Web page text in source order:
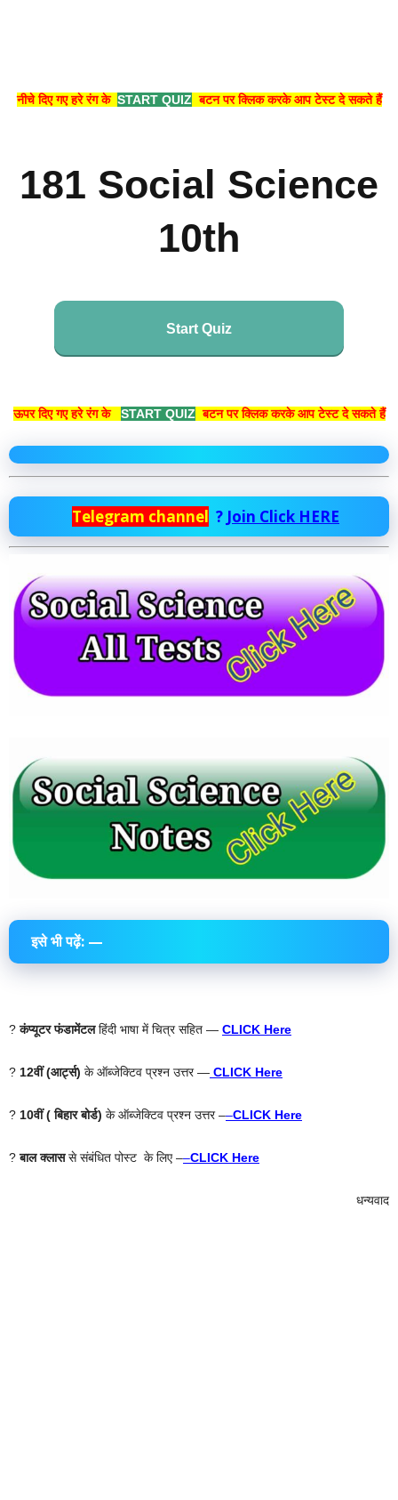
नीचे दिए गए हरे रंग के START QUIZ बटन पर क्लिक करके आप टेस्ट दे सकते हैं
181 Social Science
10th
Start Quiz
ऊपर दिए गए हरे रंग के START QUIZ बटन पर क्लिक करके आप टेस्ट दे सकते हैं
Telegram channel ? Join Click HERE
इसे भी पढ़ें: —
?कंप्यूटर फंडामेंटलहिंदी भाषा में चित्र सहित — CLICK Here
? 12वीं (आर्ट्स) के ऑब्जेक्टिव प्रश्न उत्तर — CLICK Here
? 10वीं ( बिहार बोर्ड) के ऑब्जेक्टिव प्रश्न उत्तर ––CLICK Here
?बाल क्लाससे संबंधित पोस्ट के लिए ––CLICK Here
धन्यवाद